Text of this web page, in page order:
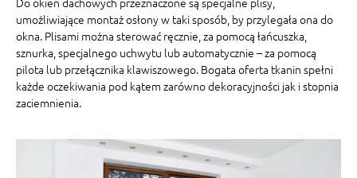
umożliwiające montaż osłony w taki sposób, by przylegała ona do
okna. Plisami można sterować ręcznie, za pomocą łańcuszka,
sznurka, specjalnego uchwytu lub automatycznie – za pomocą
pilota lub przełącznika klawiszowego. Bogata oferta tkanin spełni
każde oczekiwania pod kątem zarówno dekoracyjności jak i stopnia
zaciemnienia.